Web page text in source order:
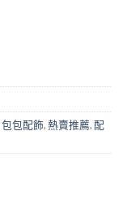
包包配飾,熱賣推薦,配